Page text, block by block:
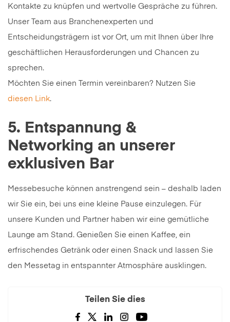
Kontakte zu knüpfen und wertvolle Gespräche zu führen.
Unser Team aus Branchenexperten und
Entscheidungsträgern ist vor Ort, um mit Ihnen über Ihre
geschäftlichen Herausforderungen und Chancen zu
sprechen.
Möchten Sie einen Termin vereinbaren? Nutzen Sie
diesen Link.
5. Entspannung &
Networking an unserer
exklusiven Bar
Messebesuche können anstrengend sein – deshalb laden
wir Sie ein, bei uns eine kleine Pause einzulegen. Für
unsere Kunden und Partner haben wir eine gemütliche
Launge am Stand. Genießen Sie einen Kaffee, ein
erfrischendes Getränk oder einen Snack und lassen Sie
den Messetag in entspannter Atmosphäre ausklingen.
Teilen Sie dies